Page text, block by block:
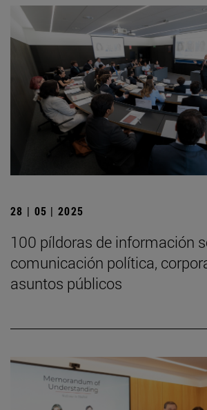
28 | 05 | 2025
100 píldoras de información
comunicación política,
asuntos públicos